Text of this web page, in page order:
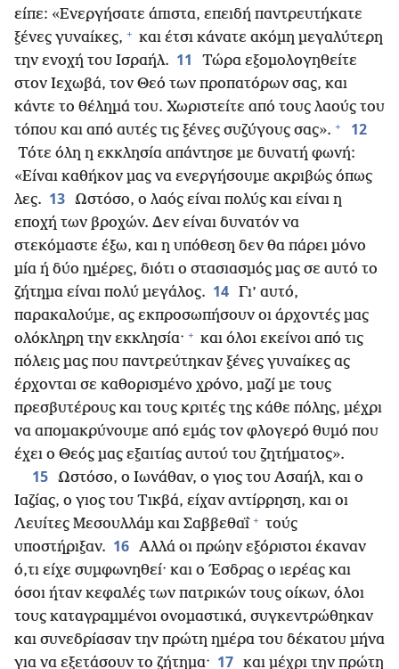
είπε: «Ενεργήσατε άπιστα, επειδή παντρευτήκατε
ξένες γυναίκες, + και έτσι κάνατε ακόμη μεγαλύτερη
την ενοχή του Ισραήλ. 11
Τώρα εξομολογηθείτε
στον Ιεχωβά, τον Θεό των προπατόρων σας, και
κάντε το θέλημά του. Χωριστείτε από τους λαούς του
τόπου και από αυτές τις ξένες συζύγους σας». + 12
Τότε όλη η εκκλησία απάντησε με δυνατή φωνή:
«Είναι καθήκον μας να ενεργήσουμε ακριβώς όπως
λες. 13 Ωστόσο, ο λαός είναι πολύς και είναι η
εποχή των βροχών. Δεν είναι δυνατόν να
στεκόμαστε έξω, και η υπόθεση δεν θα πάρει μόνο
μία ή δύο ημέρες, διότι ο στασιασμός μας σε αυτό το
ζήτημα είναι πολύ μεγάλος. 14 Γι’ αυτό,
παρακαλούμε, ας εκπροσωπήσουν οι άρχοντές μας
ολόκληρη την εκκλησία· + και όλοι εκείνοι από τις
πόλεις μας που παντρεύτηκαν ξένες γυναίκες ας
έρχονται σε καθορισμένο χρόνο, μαζί με τους
πρεσβυτέρους και τους κριτές της κάθε πόλης, μέχρι
να απομακρύνουμε από εμάς τον φλογερό θυμό που
έχει ο Θεός μας εξαιτίας αυτού του ζητήματος».
15 Ωστόσο, ο Ιωνάθαν, ο γιος του Ασαήλ, και ο
Ιαζίας, ο γιος του Τικβά, είχαν αντίρρηση, και οι
Λευίτες Μεσουλλάμ και Σαββεθαΐ + τούς
υποστήριξαν. 16 Αλλά οι πρώην εξόριστοι έκαναν
ό,τι είχε συμφωνηθεί· και ο Έσδρας ο ιερέας και
όσοι ήταν κεφαλές των πατρικών τους οίκων, όλοι
τους καταγραμμένοι ονομαστικά, συγκεντρώθηκαν
και συνεδρίασαν την πρώτη ημέρα του δέκατου μήνα
για να εξετάσουν το ζήτημα· 17 και μέχρι την πρώτη